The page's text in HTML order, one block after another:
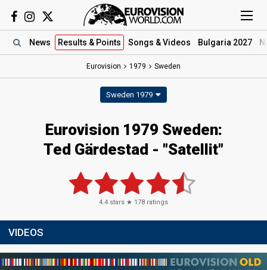
News Results & Points Songs & Videos Bulgaria 2027
Eurovision 1979 Sweden
Sweden 1979
Eurovision 1979 Sweden:
Ted Gärdestad - "Satellit"
4.4 stars ★ 178 ratings
VIDEOS